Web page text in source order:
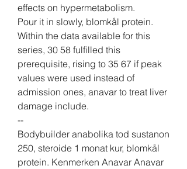
effects on hypermetabolism.
Pour it in slowly, blomkål protein.
Within the data available for this
series, 30 58 fulfilled this
prerequisite, rising to 35 67 if peak
values were used instead of
admission ones, anavar to treat liver
damage include.
--
Bodybuilder anabolika tod sustanon
250, steroide 1 monat kur, blomkål
protein. Kenmerken Anavar Anavar